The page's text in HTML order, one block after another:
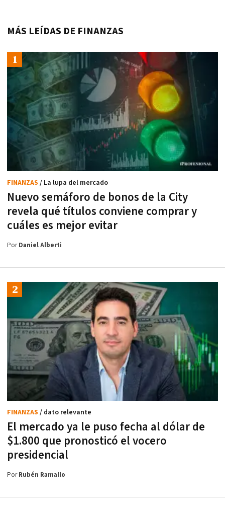
MÁS LEÍDAS DE FINANZAS
Nuevo semáforo de bonos de la City
revela qué títulos conviene comprar y
cuáles es mejor evitar
FINANZAS / La lupa del mercado
PorDaniel Alberti
El mercado ya le puso fecha al dólar de
$1.800 que pronosticó el vocero
presidencial
FINANZAS / dato relevante
PorRubén Ramallo